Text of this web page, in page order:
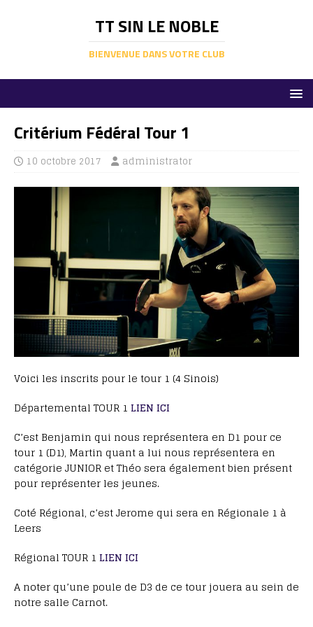
TT SIN LE NOBLE
BIENVENUE DANS VOTRE CLUB
Critérium Fédéral Tour 1
10 octobre 2017 administrator
Voici les inscrits pour le tour 1 (4 Sinois)
Départemental TOUR 1 LIEN ICI
C’est Benjamin qui nous représentera en D1 pour ce
tour 1 (D1), Martin quant a lui nous représentera en
catégorie JUNIOR et Théo sera également bien présent
pour représenter les jeunes.
Coté Régional, c’est Jerome qui sera en Régionale 1 à
Leers
Régional TOUR 1 LIEN ICI
A noter qu’une poule de D3 de ce tour jouera au sein de
notre salle Carnot.